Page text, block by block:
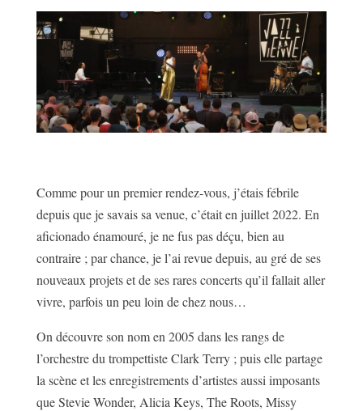
Comme pour un premier rendez-vous, j’étais fébrile
depuis que je savais sa venue, c’était en juillet 2022. En
aficionado énamouré, je ne fus pas déçu, bien au
contraire ; par chance, je l’ai revue depuis, au gré de ses
nouveaux projets et de ses rares concerts qu’il fallait aller
vivre, parfois un peu loin de chez nous…
On découvre son nom en 2005 dans les rangs de
l’orchestre du trompettiste Clark Terry ; puis elle partage
la scène et les enregistrements d’artistes aussi imposants
que Stevie Wonder, Alicia Keys, The Roots, Missy